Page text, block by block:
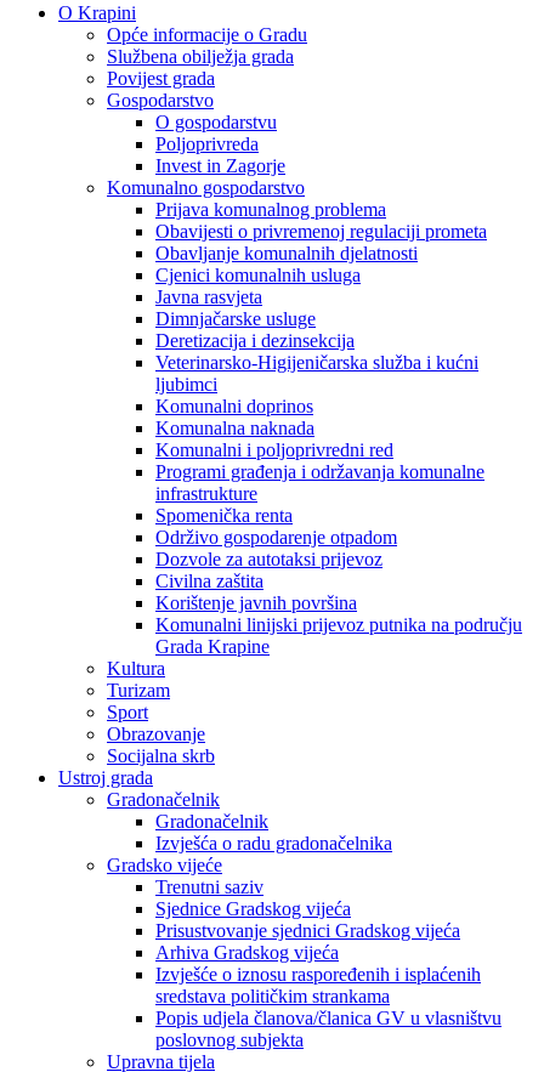
O Krapini
Opće informacije o Gradu
Službena obilježja grada
Povijest grada
Gospodarstvo
O gospodarstvu
Poljoprivreda
Invest in Zagorje
Komunalno gospodarstvo
Prijava komunalnog problema
Obavijesti o privremenoj regulaciji prometa
Obavljanje komunalnih djelatnosti
Cjenici komunalnih usluga
Javna rasvjeta
Dimnjačarske usluge
Deretizacija i dezinsekcija
Veterinarsko-Higijeničarska služba i kućni
ljubimci
Komunalni doprinos
Komunalna naknada
Komunalni i poljoprivredni red
Programi građenja i održavanja komunalne
infrastrukture
Spomenička renta
Održivo gospodarenje otpadom
Dozvole za autotaksi prijevoz
Civilna zaštita
Korištenje javnih površina
Komunalni linijski prijevoz putnika na području
Grada Krapine
Kultura
Turizam
Sport
Obrazovanje
Socijalna skrb
Ustroj grada
Gradonačelnik
Gradonačelnik
Izvješća o radu gradonačelnika
Gradsko vijeće
Trenutni saziv
Sjednice Gradskog vijeća
Prisustvovanje sjednici Gradskog vijeća
Arhiva Gradskog vijeća
Izvješće o iznosu raspoređenih i isplaćenih
sredstava političkim strankama
Popis udjela članova/članica GV u vlasništvu
poslovnog subjekta
Upravna tijela